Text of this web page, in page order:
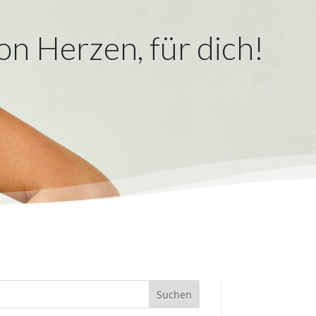
Herzen, für dich!